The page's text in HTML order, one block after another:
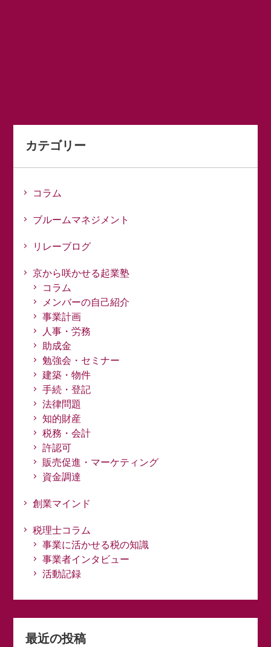
カテゴリー
コラム
ブルームマネジメント
リレーブログ
京から咲かせる起業塾
コラム
メンバーの自己紹介
事業計画
人事・労務
助成金
勉強会・セミナー
建築・物件
手続・登記
法律問題
知的財産
税務・会計
許認可
販売促進・マーケティング
資金調達
創業マインド
税理士コラム
事業に活かせる税の知識
事業者インタビュー
活動記録
最近の投稿